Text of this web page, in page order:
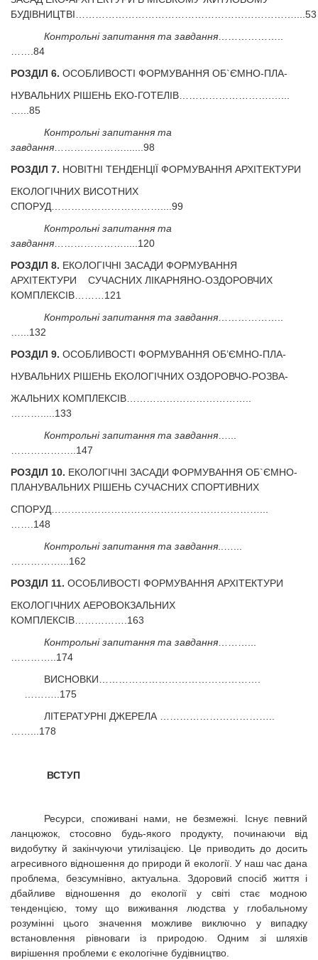
БУДІВНИЦТВІ…………………………………………………………....53
Контрольні запитання та завдання………………..
…….84
РОЗДІЛ 6. ОСОБЛИВОСТІ ФОРМУВАННЯ ОБ`ЄМНО-ПЛА-
НУВАЛЬНИХ РІШЕНЬ ЕКО-ГОТЕЛІВ……………………….…...
…...85
Контрольні запитання та
завдання………………….......98
РОЗДІЛ 7. НОВІТНІ ТЕНДЕНЦІЇ ФОРМУВАННЯ АРХІТЕКТУРИ
ЕКОЛОГІЧНИХ ВИСОТНИХ
СПОРУД……………………………....99
Контрольні запитання та
завдання………………….....120
РОЗДІЛ 8. ЕКОЛОГІЧНІ ЗАСАДИ ФОРМУВАННЯ
АРХІТЕКТУРИ СУЧАСНИХ ЛІКАРНЯНО-ОЗДОРОВЧИХ
КОМПЛЕКСІВ………121
Контрольні запитання та завдання………………..
…...132
РОЗДІЛ 9. ОСОБЛИВОСТІ ФОРМУВАННЯ ОБ’ЄМНО-ПЛА-
НУВАЛЬНИХ РІШЕНЬ ЕКОЛОГІЧНИХ ОЗДОРОВЧО-РОЗВА-
ЖАЛЬНИХ КОМПЛЕКСІВ………………………………..
……….....133
Контрольні запитання та завдання…...
………………..147
РОЗДІЛ 10. ЕКОЛОГІЧНІ ЗАСАДИ ФОРМУВАННЯ ОБ`ЄМНО-
ПЛАНУВАЛЬНИХ РІШЕНЬ СУЧАСНИХ СПОРТИВНИХ
СПОРУД………………………………………………………...
…….148
Контрольні запитання та завдання..…...
……………...162
РОЗДІЛ 11. ОСОБЛИВОСТІ ФОРМУВАННЯ АРХІТЕКТУРИ
ЕКОЛОГІЧНИХ АЕРОВОКЗАЛЬНИХ
КОМПЛЕКСІВ…………….163
Контрольні запитання та завдання………...
…………..174
ВИСНОВКИ………………………………………….
………..175
ЛІТЕРАТУРНІ ДЖЕРЕЛА ……………………………..
……...178
ВСТУП
Ресурси, споживані нами, не безмежні. Існує певний
ланцюжок, стосовно будь-якого продукту, починаючи від
видобутку й закінчуючи утилізацією. Це приводить до досить
агресивного відношення до природи й екології. У наш час дана
проблема, безсумнівно, актуальна. Здоровий спосіб життя і
дбайливе відношення до екології у світі стає модною
тенденцією, тому що виживання людства у глобальному
розумінні цього значення можливе виключно у випадку
встановлення рівноваги із природою. Одним зі шляхів
вирішення проблеми є екологічне будівництво.